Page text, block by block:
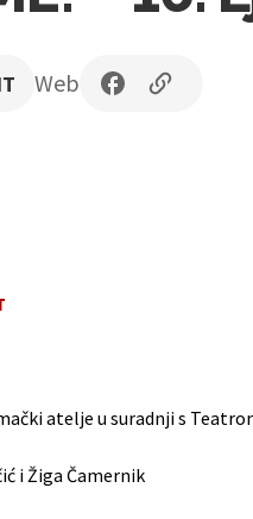
Web
atelje u suradnji s
i Žiga Čamernik